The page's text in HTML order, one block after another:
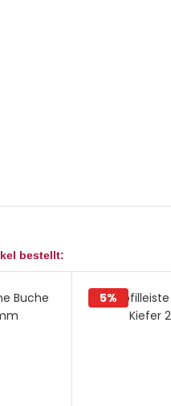
bestellt:
5%